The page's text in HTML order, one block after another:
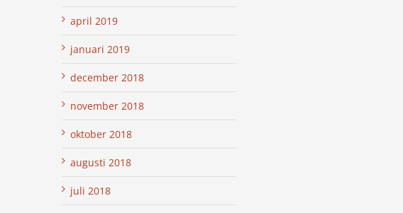
april 2019
januari 2019
december 2018
november 2018
oktober 2018
augusti 2018
juli 2018